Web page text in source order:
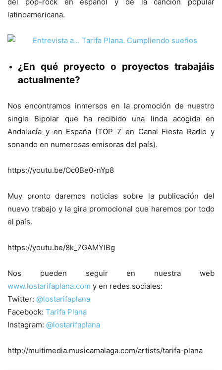
latinoamericana.
¿En qué proyecto o proyectos trabajáis
actualmente?
Nos encontramos inmersos en la promoción de nuestro
single Bipolar que ha recibido una linda acogida en
Andalucía y en España (TOP 7 en Canal Fiesta Radio y
sonando en numerosas emisoras del país).
https://youtu.be/Oc0Be0-nYp8
Muy pronto daremos noticias sobre la publicación del
nuevo trabajo y la gira promocional que haremos por todo
el país.
https://youtu.be/8k_7GAMYIBg
Nos pueden seguir en nuestra web
www.lostarifaplana.com y en redes sociales:
Twitter: @lostarifaplana
Facebook: Tarifa Plana
Instagram: @lostarifaplana
http://multimedia.musicamalaga.com/artists/tarifa-plana